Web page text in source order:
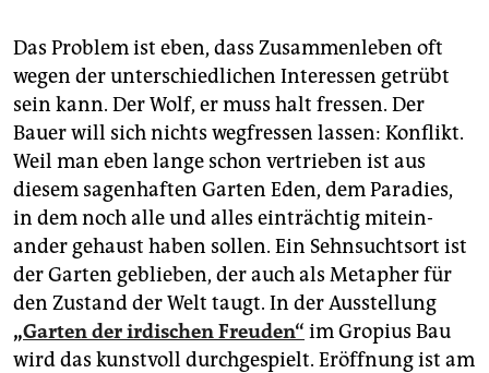
Das Problem ist eben, dass Zusammenleben oft
wegen der unterschiedlichen Interessen getrübt
sein kann. Der Wolf, er muss halt fressen. Der
Bauer will sich nichts wegfressen lassen: Konflikt.
Weil man eben lange schon vertrieben ist aus
diesem sagenhaften Garten Eden, dem Paradies,
in dem noch alle und alles einträchtig mitein­
ander gehaust haben sollen. Ein Sehnsuchtsort ist
der Garten geblieben, der auch als Metapher für
den Zustand der Welt taugt. In der Ausstellung
„Garten der irdischen Freuden“ im Gropius Bau
wird das kunstvoll durchgespielt. Eröffnung ist am